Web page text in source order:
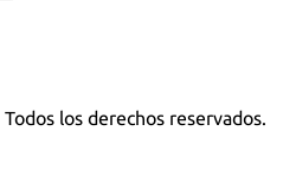
Todos los derechos reservados.